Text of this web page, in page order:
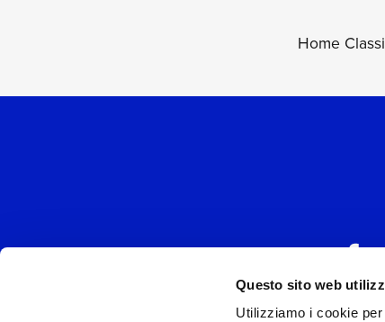
Questo sito web
Utilizziamo i cookie
Home